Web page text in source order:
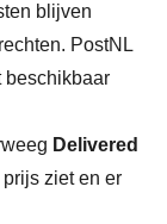
blijven
PostNL
beschikbaar
Delivered
ziet en er